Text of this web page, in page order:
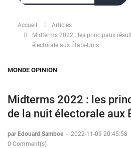
Accueil
Articles
Midterms 2022 : les principaux
électorale aux États-Unis
MONDE OPINION
Midterms 2022 : les
de la nuit électorale aux
par Edouard Samboe - 2022-11-09 20:45:58
0 Comment(s)